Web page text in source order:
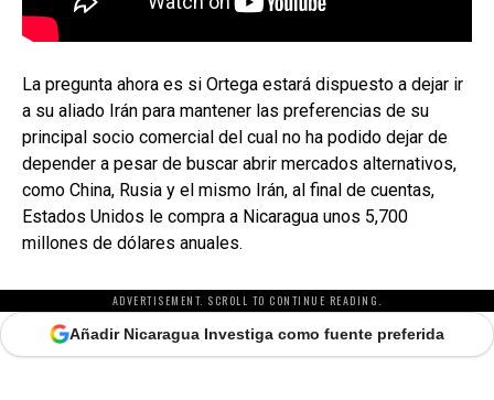
La pregunta ahora es si Ortega estará dispuesto a dejar ir
a su aliado Irán para mantener las preferencias de su
principal socio comercial del cual no ha podido dejar de
depender a pesar de buscar abrir mercados alternativos,
como China, Rusia y el mismo Irán, al final de cuentas,
Estados Unidos le compra a Nicaragua unos 5,700
millones de dólares anuales.
ADVERTISEMENT. SCROLL TO CONTINUE READING.
Añadir Nicaragua Investiga como fuente preferida